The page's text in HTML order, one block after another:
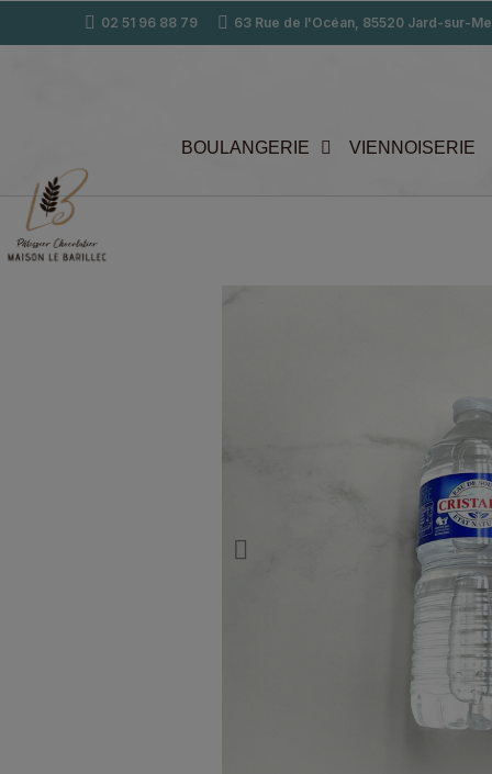
02 51 96 88 79 63 Rue de l'Océan, 85520 Jard-sur-
BOULANGERIE VIENNOISERIE
Accueil